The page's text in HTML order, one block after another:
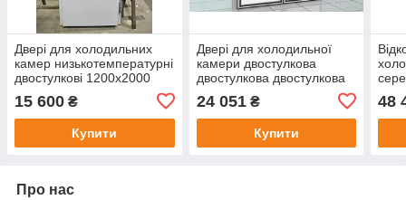
Двері для холодильних
камер низькотемпературні
двостулкові 1200х2000
15 600 ₴
Купити
Двері для холодильної
камери двостулкова
двостулкова двостулкова
Стандарт ППУ-80
24 051₴
Купити
48
Про нас